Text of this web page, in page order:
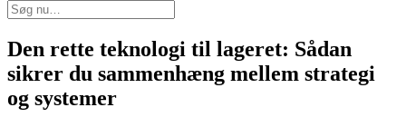
Den rette teknologi til lageret: Sådan
sikrer du sammenhæng mellem strategi
og systemer